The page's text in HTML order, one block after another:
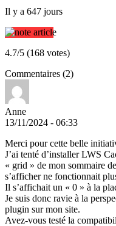
Il y a 647 jours
4.7/5 (168 votes)
Commentaires (2)
Anne
13/11/2024 - 06:33
Merci pour cette belle
J’ai tenté d’installer LWS
« grid » de mon sommaire
s’afficher ne fonctionnait
Il s’affichait un « 0 » à la
Je suis donc ravie à la
plugin sur mon site.
Avez-vous testé la